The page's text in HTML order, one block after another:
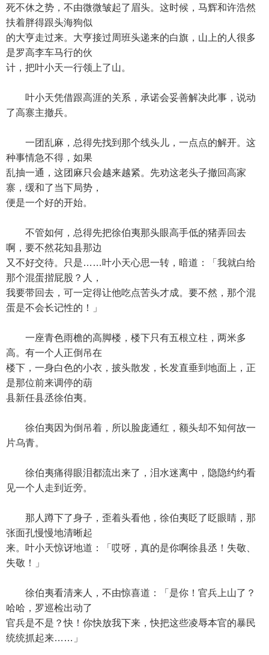
死不休之势，不由微微皱起了眉头。这时候，马辉和许浩然
扶着胖得跟头海狗似
的大亨走过来。大亨接过周班头递来的白旗，山上的人很多
是罗高李车马行的伙
计，把叶小天一行领上了山。
叶小天凭借跟高涯的关系，承诺会妥善解决此事，说动
了高寨主撤兵。
一团乱麻，总得先找到那个线头儿，一点点的解开。这
种事情急不得，如果
乱抽一通，这团麻只会越来越紧。先劝这老头子撤回高家
寨，缓和了当下局势，
便是一个好的开始。
不管如何，总得先把徐伯夷那头眼高手低的猪弄回去
啊，要不然花知县那边
又不好交待。只是……叶小天心思一转，暗道：「我就白给
那个混蛋揩屁股？人，
我要带回去，可一定得让他吃点苦头才成。要不然，那个混
蛋是不会长记性的！」
一座青色雨檐的高脚楼，楼下只有五根立柱，两米多
高。有一个人正倒吊在
楼下，一身白色的小衣，披头散发，长发直垂到地面上，正
是那位前来调停的葫
县新任县丞徐伯夷。
徐伯夷因为倒吊着，所以脸庞通红，额头却不知何故一
片乌青。
徐伯夷痛得眼泪都流出来了，泪水迷离中，隐隐约约看
见一个人走到近旁。
那人蹲下了身子，歪着头看他，徐伯夷眨了眨眼睛，那
张面孔慢慢地清晰起
来。叶小天惊讶地道：「哎呀，真的是你啊徐县丞！失敬、
失敬！」
徐伯夷看清来人，不由惊喜道：「是你！官兵上山了？
哈哈，罗巡检出动了
官兵是不是？快！你快放我下来，快把这些凌辱本官的暴民
统统抓起来……」